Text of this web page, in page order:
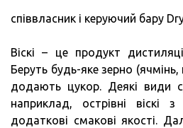
співвласник і керуючий бару
Віскі – це продукт
Беруть будь-яке зерно
додають цукор. Деякі види
наприклад, острівні віскі
додаткові смакові якості.